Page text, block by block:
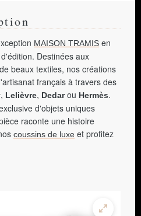
MAISON TRAMIS en
Destinées aux
beaux textiles, nos créations
français à travers des
, Lelièvre, Dedarou Hermès.
d'objets uniques
raconte une histoire
coussins de luxe et profitez